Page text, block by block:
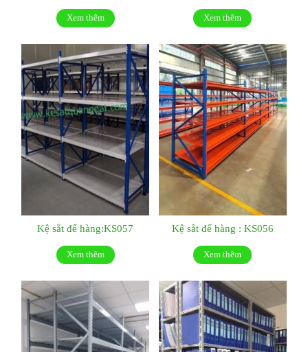
Xem thêm Xem thêm
Kệ sắt để hàng:KS057
Xem thêm
Kệ sắt để hàng : KS056
Xem thêm